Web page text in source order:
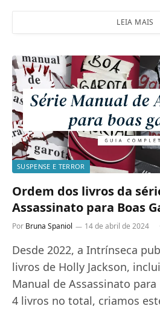
LEIA MAIS
SUSPENSE E TERROR
Ordem dos livros da
Assassinato para Boas
Por Bruna Spaniol 14 de abril de 2024
Desde 2022, a Intrínseca
livros de Holly Jackson,
Manual de Assassinato para
4 livros no total, criamos